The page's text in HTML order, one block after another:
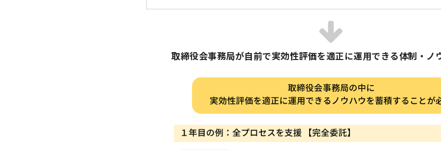
取締役会事務局が自前で実効性評価を適正に運用できる体制・ノ